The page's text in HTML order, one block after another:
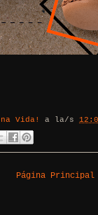
Vida! a la/s
Página Principal